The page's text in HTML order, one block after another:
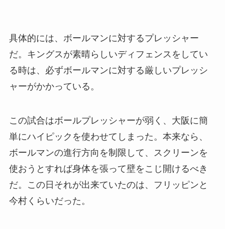
具体的には、ボールマンに対するプレッシャー
だ。キングスが素晴らしいディフェンスをしてい
る時は、必ずボールマンに対する厳しいプレッシ
ャーがかかっている。
この試合はボールプレッシャーが弱く、大阪に簡
単にハイピックを使わせてしまった。本来なら、
ボールマンの進行方向を制限して、スクリーンを
使おうとすれば身体を張って壁をこじ開けるべき
だ。この日それが出来ていたのは、フリッピンと
今村くらいだった。